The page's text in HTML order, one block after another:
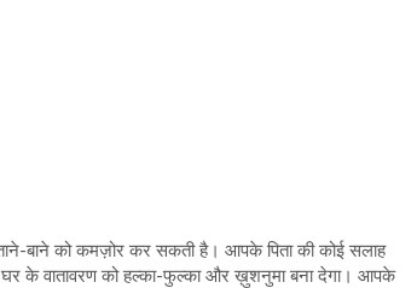
बाने को कमज़ोर कर सकती है। आपके पिता की कोई सलाह
घर के वातावरण को हल्का-फुल्का और ख़ुशनुमा बना देगा। आपके